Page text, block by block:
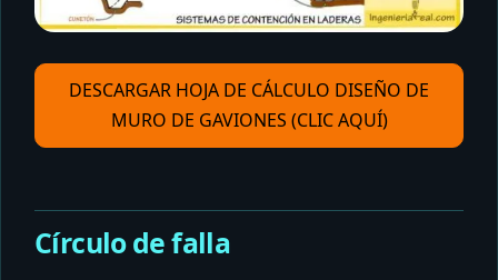
DESCARGAR HOJA DE CÁLCULO DISEÑO DE
MURO DE GAVIONES (CLIC AQUÍ)
Círculo de falla